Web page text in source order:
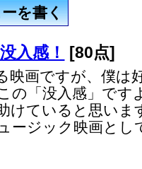
を書く
入感！ [80点]
映画ですが、僕は
の「没入感」です
けていると思いま
ージック映画とし